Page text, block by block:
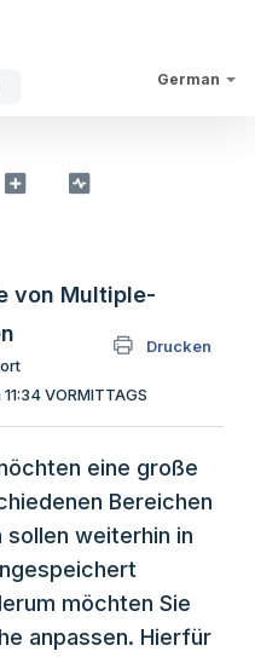
German
von Multiple-
Drucken
VORMITTAGS
eine große
Bereichen
weiterhin in
möchten Sie
anpassen. Hierfür